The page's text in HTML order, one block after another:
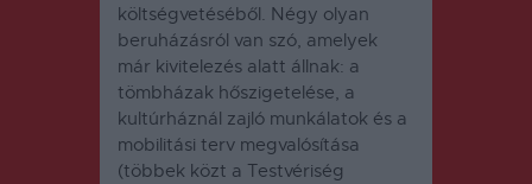
költségvetéséből. Négy olyan
beruházásról van szó, amelyek
már kivitelezés alatt állnak: a
tömbházak hőszigetelése, a
kultúrháznál zajló munkálatok és a
mobilitási terv megvalósítása
(többek közt a Testvériség